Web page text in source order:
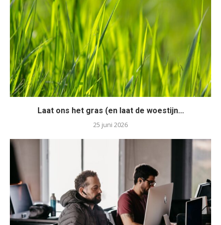
Laat ons het gras (en laat de woestijn...
25 juni 2026